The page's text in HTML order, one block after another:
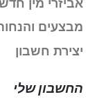
אביזרי מין
מבצעים
יצירת חשבון
החשבון שלי